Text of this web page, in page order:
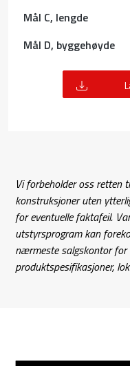
Mål C, lengde
Mål D, byggehøyde
Vi forbeholder oss retten
konstruksjoner uten
for eventuelle faktafeil.
utstyrsprogram kan
nærmeste salgskontor
produktspesifikasjoner,